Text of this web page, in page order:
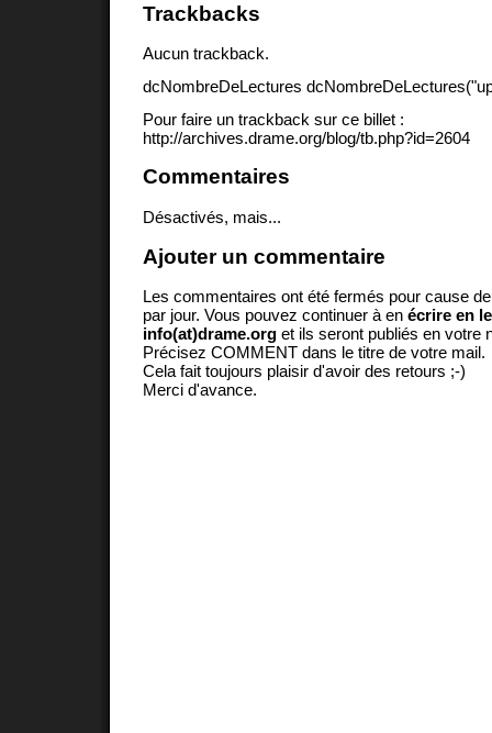
Trackbacks
Aucun trackback.
dcNombreDeLectures
Pour faire un trackback sur ce billet :
http://archives.drame.org/blog/tb.php?id=2604
Commentaires
Désactivés, mais...
Ajouter un commentaire
Les commentaires ont été fermés pour cause
par jour. Vous pouvez continuer à en écrire en
info(at)drame.org et ils seront publiés en votre
Précisez COMMENT dans le titre de votre mail.
Cela fait toujours plaisir d'avoir des retours ;-)
Merci d'avance.